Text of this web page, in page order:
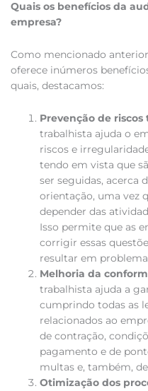
Quais os benefícios da
empresa?
Como mencionado
oferece inúmeros
quais, destacamos:
Prevenção de riscos
trabalhista ajuda o
riscos e
tendo em vista que
ser seguidas, acerca
orientação, uma vez
depender das
Isso permite que as
corrigir essas
resultar em
Melhoria da
trabalhista ajuda a
cumprindo todas as
relacionados ao
de contração,
pagamento e de
multas e, também,
Otimização dos